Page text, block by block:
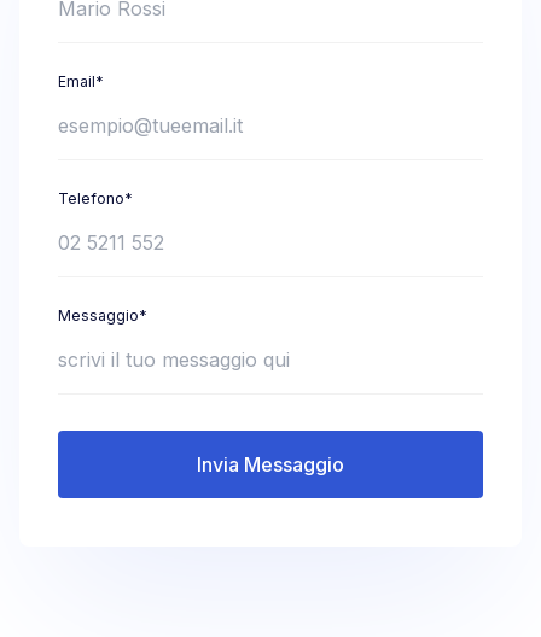
Email*
Telefono*
Messaggio*
Invia Messaggio